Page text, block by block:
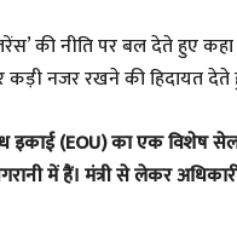
की नीति पर बल देते हुए
कड़ी नजर रखने की हिदायत देते
इकाई (EOU) का एक विशेष
में हैं। मंत्री से लेकर